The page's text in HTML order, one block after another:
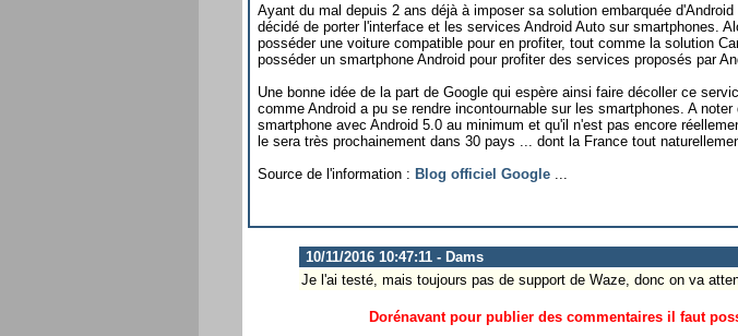
Ayant du mal depuis 2 ans déjà à imposer sa solution embarquée
décidé de porter l'interface et les services Android Auto sur smartphones.
posséder une voiture compatible pour en profiter, tout comme la solution
posséder un smartphone Android pour profiter des services proposés par
Une bonne idée de la part de Google qui espère ainsi faire décoller ce
comme Android a pu se rendre incontournable sur les smartphones. A
smartphone avec Android 5.0 au minimum et qu'il n'est pas encore
le sera très prochainement dans 30 pays ... dont la France tout
Source de l'information : Blog officiel Google
10/11/2016 10:47:11 - Dams
Je l'ai testé, mais toujours pas de support de Waze, donc on va
Dorénavant pour publier des commentaires il faut